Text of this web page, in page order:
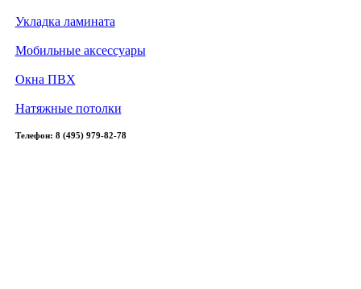
Укладка ламината
Мобильные аксессуары
Окна ПВХ
Натяжные потолки
Телефон: 8 (495) 979-82-78